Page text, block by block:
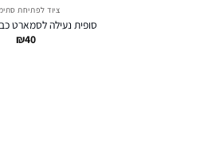
ציוד לפתיחת
סופית נעילה לסמארט
₪40